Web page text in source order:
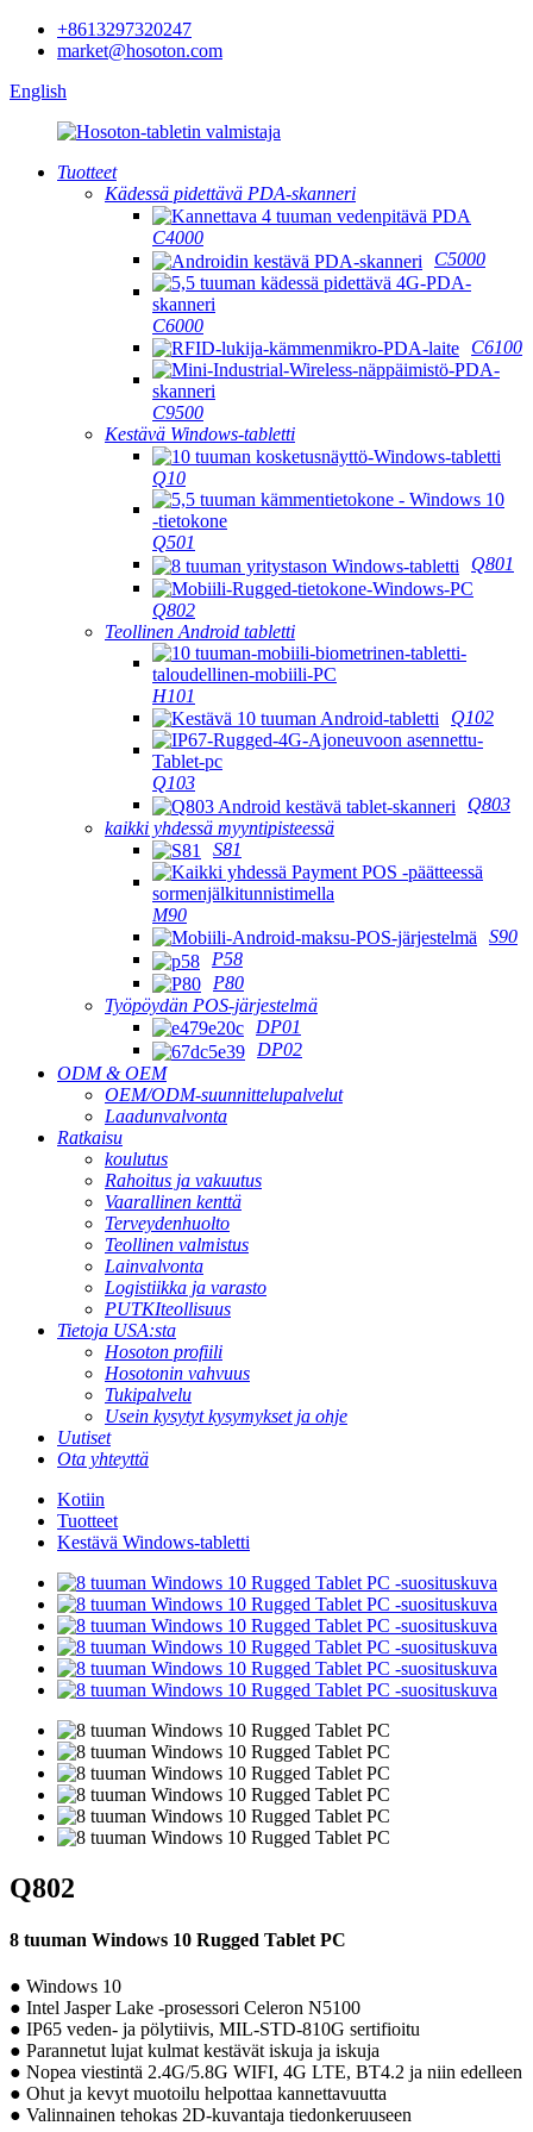
+8613297320247
market@hosoton.com
English
Tuotteet
Kädessä pidettävä PDA-skanneri
C4000
C5000
C6000
C6100
C9500
Kestävä Windows-tabletti
Q10
Q501
Q801
Q802
Teollinen Android tabletti
H101
Q102
Q103
Q803
kaikki yhdessä myyntipisteessä
S81
M90
S90
P58
P80
Työpöydän POS-järjestelmä
DP01
DP02
ODM & OEM
OEM/ODM-suunnittelupalvelut
Laadunvalvonta
Ratkaisu
koulutus
Rahoitus ja vakuutus
Vaarallinen kenttä
Terveydenhuolto
Teollinen valmistus
Lainvalvonta
Logistiikka ja varasto
PUTKIteollisuus
Tietoja USA:sta
Hosoton profiili
Hosotonin vahvuus
Tukipalvelu
Usein kysytyt kysymykset ja ohje
Uutiset
Ota yhteyttä
Kotiin
Tuotteet
Kestävä Windows-tabletti
Q802
8 tuuman Windows 10 Rugged Tablet PC
● Windows 10
● Intel Jasper Lake -prosessori Celeron N5100
● IP65 veden- ja pölytiivis, MIL-STD-810G sertifioitu
● Parannetut lujat kulmat kestävät iskuja ja iskuja
● Nopea viestintä 2.4G/5.8G WIFI, 4G LTE, BT4.2 ja niin edelleen
● Ohut ja kevyt muotoilu helpottaa kannettavuutta
● Valinnainen tehokas 2D-kuvantaja tiedonkeruuseen